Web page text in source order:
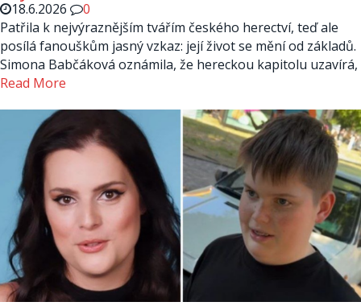
18.6.2026
0
Patřila k nejvýraznějším tvářím českého herectví, teď ale
posílá fanouškům jasný vzkaz: její život se mění od základů.
Simona Babčáková oznámila, že hereckou kapitolu uzavírá,
Read More